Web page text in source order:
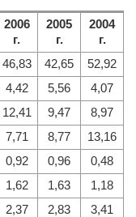
2006
г.
2005
г.
2004
г.
46,83 42,65
52,92
4,42 5,56
4,07
12,41 9,47
8,97
7,71 8,77
13,16
0,92 0,96
0,48
1,62 1,63
1,18
2,37 2,83
3,41